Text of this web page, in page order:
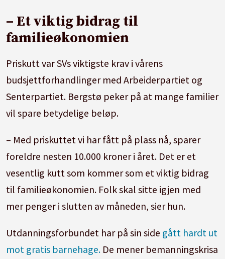
– Et viktig bidrag til
familieøkonomien
Priskutt var SVs viktigste krav i vårens
budsjettforhandlinger med Arbeiderpartiet og
Senterpartiet. Bergstø peker på at mange familier
vil spare betydelige beløp.
– Med priskuttet vi har fått på plass nå, sparer
foreldre nesten 10.000 kroner i året. Det er et
vesentlig kutt som kommer som et viktig bidrag
til familieøkonomien. Folk skal sitte igjen med
mer penger i slutten av måneden, sier hun.
Utdanningsforbundet har på sin side gått hardt ut
mot gratis barnehage. De mener bemanningskrisa